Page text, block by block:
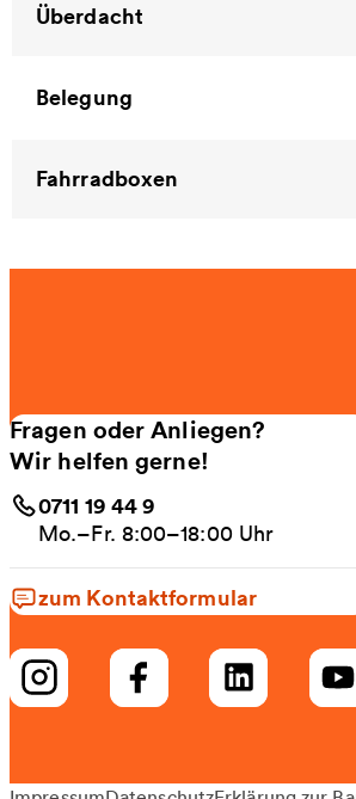
Überdacht
Belegung
Fahrradboxen
Fragen oder Anliegen?
Wir helfen gerne!
0711 19 44 9
Mo.–Fr. 8:00–18:00 Uhr
zum Kontaktformular